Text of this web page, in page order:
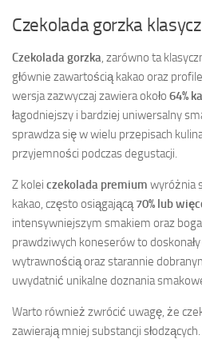
Czekolada gorzka
Czekolada gorzka , zarówno ta
głównie zawartością kakao oraz
wersja zazwyczaj zawiera około 64%
łagodniejszy i bardziej uniwersalny
sprawdza się w wielu przepisach
przyjemności podczas degustacji.
Z kolei czekolada premium wyróżnia
kakao, często osiągającą 70% lub
intensywniejszym smakiem oraz
prawdziwych koneserów to
wytrawnością oraz starannie
uwydatnić unikalne doznania
Warto również zwrócić uwagę, że
zawierają mniej substancji